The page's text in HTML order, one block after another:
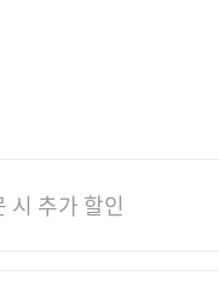
시 추가 할인